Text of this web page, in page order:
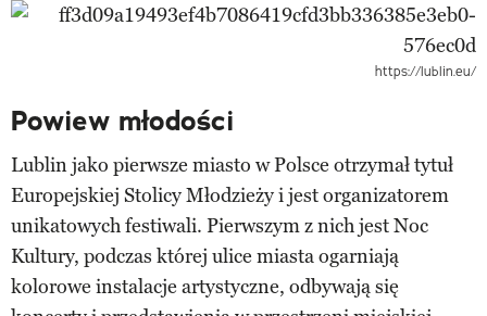
https://lublin.eu/
Powiew młodości
Lublin jako pierwsze miasto w Polsce otrzymał tytuł
Europejskiej Stolicy Młodzieży i jest organizatorem
unikatowych festiwali. Pierwszym z nich jest Noc
Kultury, podczas której ulice miasta ogarniają
kolorowe instalacje artystyczne, odbywają się